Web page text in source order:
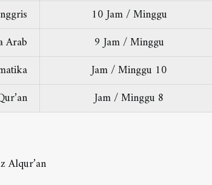
10 Jam / Minggu
Arab
9 Jam / Minggu
10 Jam / Minggu
8 Jam / Minggu
Alqur’an